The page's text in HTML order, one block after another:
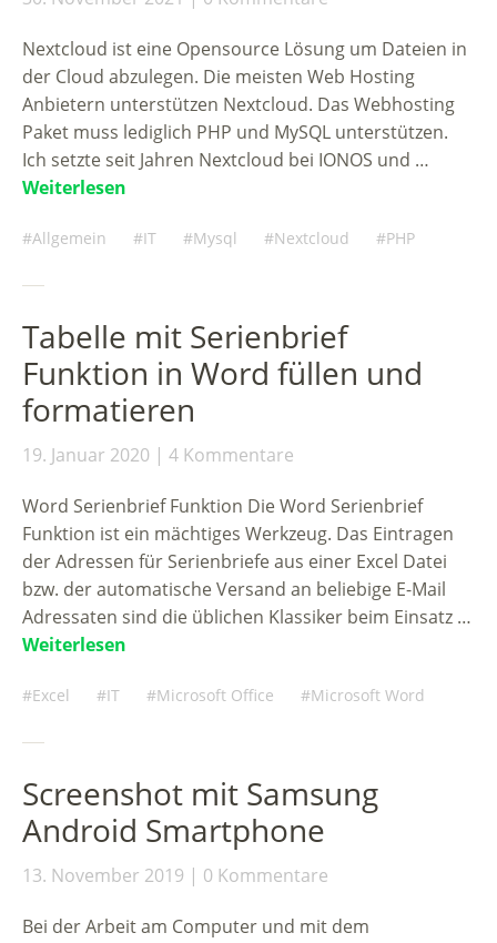
Nextcloud ist eine Opensource Lösung um Dateien in
der Cloud abzulegen. Die meisten Web Hosting
Anbietern unterstützen Nextcloud. Das Webhosting
Paket muss lediglich PHP und MySQL unterstützen.
Ich setzte seit Jahren Nextcloud bei IONOS und …
Weiterlesen
Allgemein IT Mysql Nextcloud PHP
Tabelle mit Serienbrief
Funktion in Word füllen und
formatieren
19. Januar 2020 4 Kommentare
Word Serienbrief Funktion Die Word Serienbrief
Funktion ist ein mächtiges Werkzeug. Das Eintragen
der Adressen für Serienbriefe aus einer Excel Datei
bzw. der automatische Versand an beliebige E-Mail
Adressaten sind die üblichen Klassiker beim Einsatz …
Weiterlesen
Excel IT Microsoft Office Microsoft Word
Screenshot mit Samsung
Android Smartphone
13. November 2019 0 Kommentare
Bei der Arbeit am Computer und mit dem